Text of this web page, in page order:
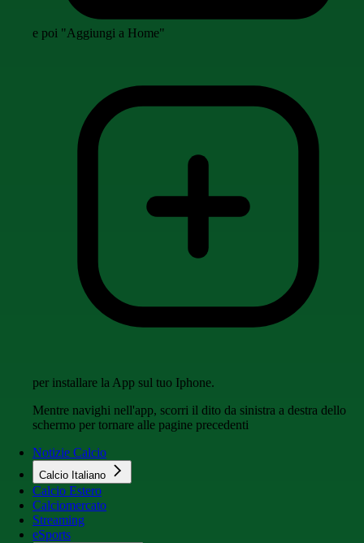
e poi "Aggiungi a Home"
per installare la App sul tuo Iphone.
Mentre navighi nell'app, scorri il dito da sinistra a destra dello
schermo per tornare alle pagine precedenti
Notizie Calcio
Calcio Italiano
Calcio Estero
Calciomercato
Streaming
eSports